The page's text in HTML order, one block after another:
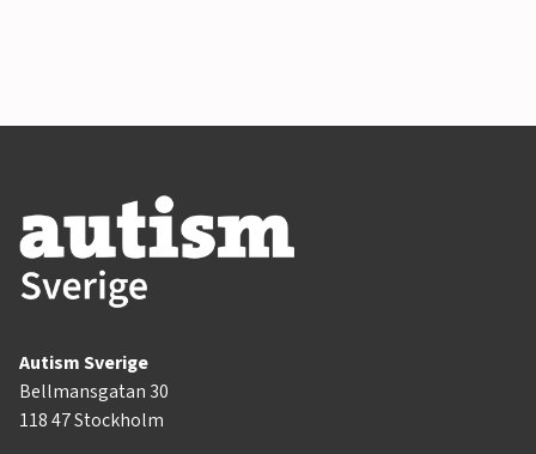
Autism Sverige
Bellmansgatan 30
118 47 Stockholm